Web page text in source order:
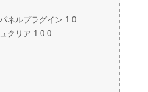
ネルプラグイン 1.0
クリア 1.0.0